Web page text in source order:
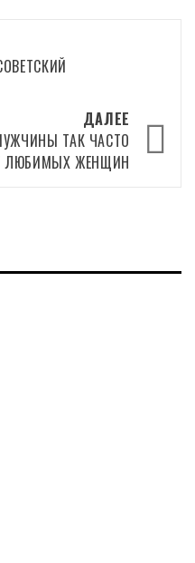
ДАЛЕЕ
ТАК ЧАСТО
ЛЮБИМЫХ ЖЕНЩИН